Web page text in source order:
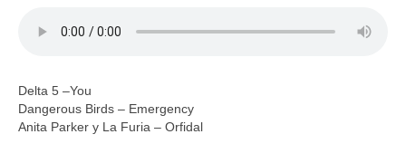
Delta 5 –You
Dangerous Birds – Emergency
Anita Parker y La Furia – Orfidal